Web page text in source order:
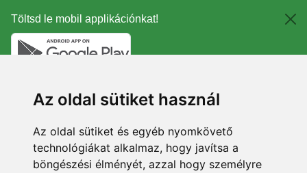
Töltsd le mobil applikációnkat!
Az oldal sütiket használ
Az oldal sütiket és egyéb nyomkövető
technológiákat alkalmaz, hogy javítsa a
böngészési élményét, azzal hogy személyre